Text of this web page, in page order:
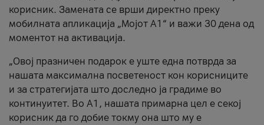
корисник. Замената се врши директно преку
мобилната апликација „Мојот А1“ и важи 30 дена од
моментот на активација.
„Овој празничен подарок е уште една потврда за
нашата максимална посветеност кон корисниците
и за стратегијата што доследно ја градиме во
континуитет. Во А1, нашата примарна цел е секој
корисник да го добие токму она што му е